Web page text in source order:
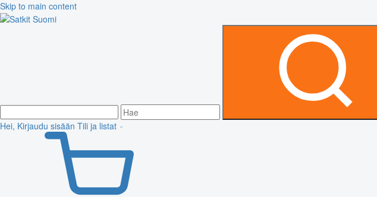
Skip to main content
Hei, Kirjaudu sisään Tili ja listat